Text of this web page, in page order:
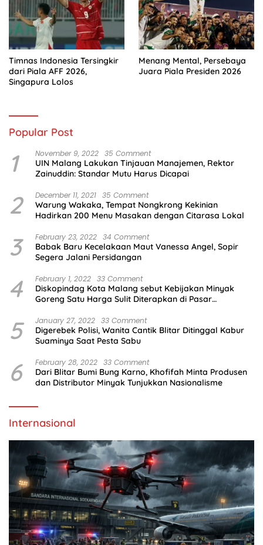
Timnas Indonesia Tersingkir
dari Piala AFF 2026,
Singapura Lolos
Menang Mental, Persebaya
Juara Piala Presiden 2026
Popular Post
1 November 9, 2022 35 Comment
UIN Malang Lakukan Tinjauan Manajemen, Rektor
Zainuddin: Standar Mutu Harus Dicapai
2 December 11, 2021 35 Comment
Warung Wakaka, Tempat Nongkrong Kekinian
Hadirkan 200 Menu Masakan dengan Citarasa Lokal
3 February 23, 2022 34 Comment
Babak Baru Kecelakaan Maut Vanessa Angel, Sopir
Segera Jalani Persidangan
4 February 1, 2022 33 Comment
Diskopindag Kota Malang sebut Kebijakan Minyak
Goreng Satu Harga Sulit Diterapkan di Pasar
5 January 27, 2022 33 Comment
Digerebek Polisi, Wanita Cantik Blitar Ditinggal Kabur
Suaminya Saat Pesta Sabu
6 February 28, 2022 33 Comment
Dari Blitar Bumi Bung Karno, Khofifah Minta Produsen
dan Distributor Minyak Tunjukkan Nasionalisme
Internasional